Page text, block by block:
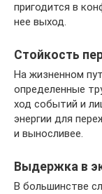
пригодится в
нее выход.
Стойкость
На жизненном
определенные
ход событий и
энергии для
и выносливее.
Выдержка в
В большинстве